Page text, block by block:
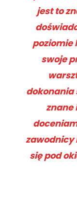
jest to
poziomie
swoje
dokonania
znane
zawodnicy
się pod